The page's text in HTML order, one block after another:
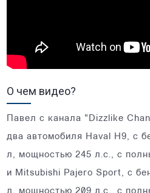
О чем видео?
Павел с канала "Dizzlike
два автомобиля Haval H9, с
л, мощностью 245 л.с., с
и Mitsubishi Pajero Sport, с